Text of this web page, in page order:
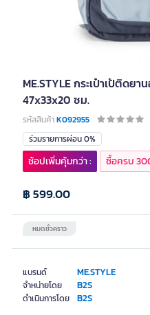
ME.STYLE กระเป๋าเป้ติดย
47x33x20 ซม.
รหัสสินค้าK092955
แบรนด์ ME.STYLE
จำหน่ายโดย B2S
ดำเนินการโดย B2S
ร่วมรายการผ่อน 0%
หมดชั่วคราว
฿ 599.00
ช้อปเพิ่มคุ้มกว่า : ซื้อครบ